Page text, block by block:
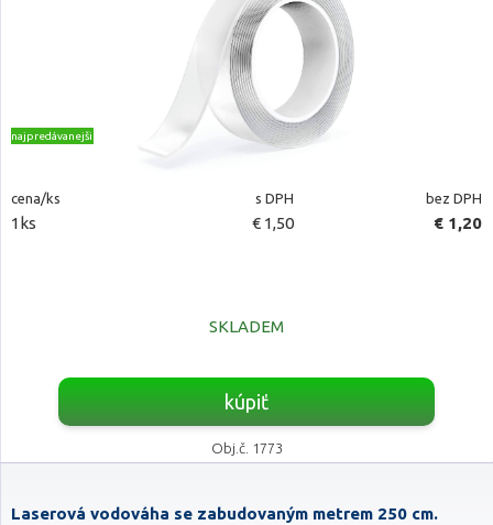
najpredávanejšie
cena/ks s DPH bez DPH
1ks € 1,50 € 1,20
SKLADEM
kúpiť
Obj.č. 1773
Laserová vodováha se zabudovaným metrem 250 cm.